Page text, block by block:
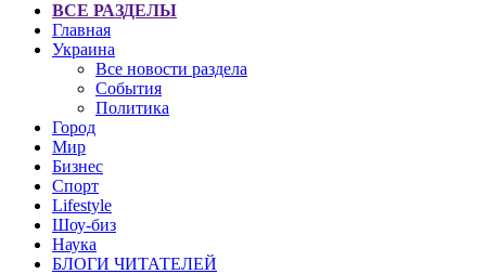
ВСЕ РАЗДЕЛЫ
Главная
Украина
Все новости раздела
События
Политика
Город
Мир
Бизнес
Спорт
Lifestyle
Шоу-биз
Наука
БЛОГИ ЧИТАТЕЛЕЙ